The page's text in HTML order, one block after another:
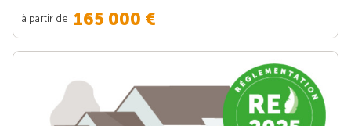
à partir de 165 000 €